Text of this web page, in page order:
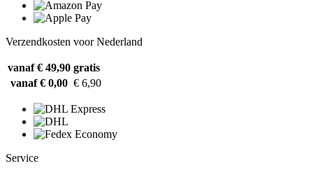
Verzendkosten voor Nederland
vanaf € 49,90 gratis
vanaf € 0,00 € 6,90
Service